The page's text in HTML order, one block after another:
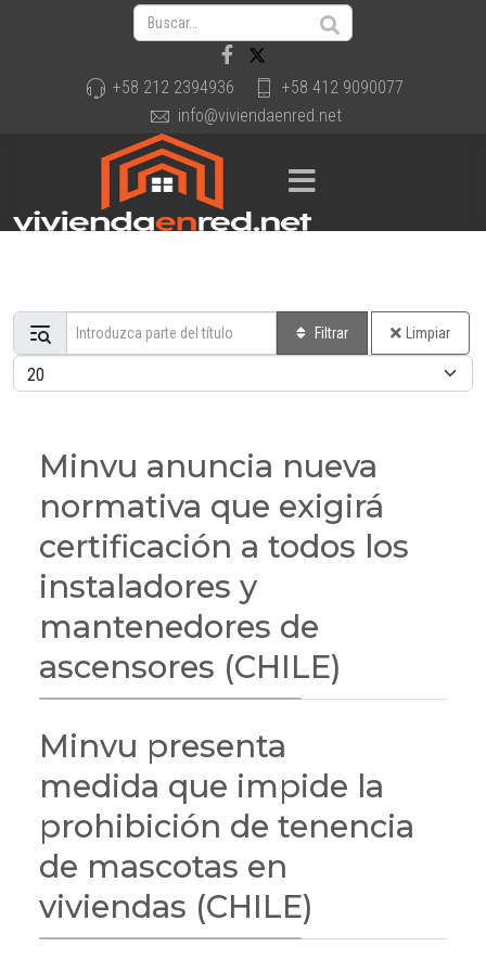
+58 212 2394936
+58 412 9090077
info@viviendaenred.net
Introduzca parte del título Filtrar Limpiar
Cantidad a mostrar
Minvu anuncia nueva
normativa que exigirá
certificación a todos los
instaladores y
mantenedores de
ascensores (CHILE)
Minvu presenta
medida que impide la
prohibición de tenencia
de mascotas en
viviendas (CHILE)